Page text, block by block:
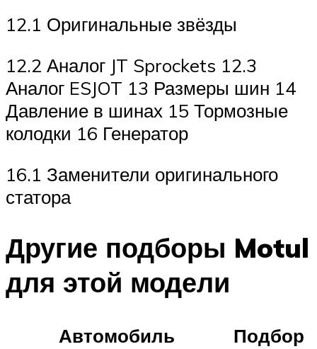
12.1 Оригинальные звёзды
12.2 Аналог JT Sprockets 12.3
Аналог ESJOT 13 Размеры шин 14
Давление в шинах 15 Тормозные
колодки 16 Генератор
16.1 Заменители оригинального
статора
Другие подборы Motul
для этой модели
Автомобиль
Подбор